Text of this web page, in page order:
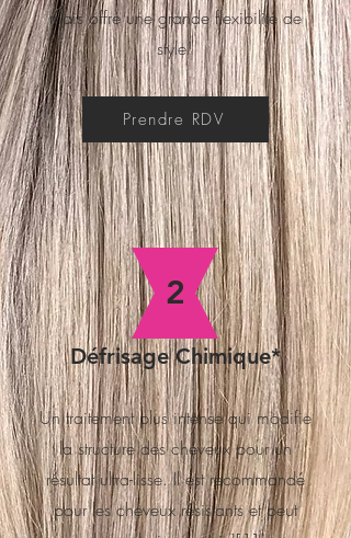
mais offre une grande flexibilité de
style¹
Prendre RDV
2
Défrisage Chimique*
Un traitement plus intense qui modifie
la structure des cheveux pour un
résultat ultra-lisse. Il est recommandé
pour les cheveux résistants et peut